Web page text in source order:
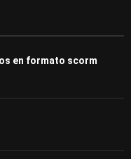
en formato scorm